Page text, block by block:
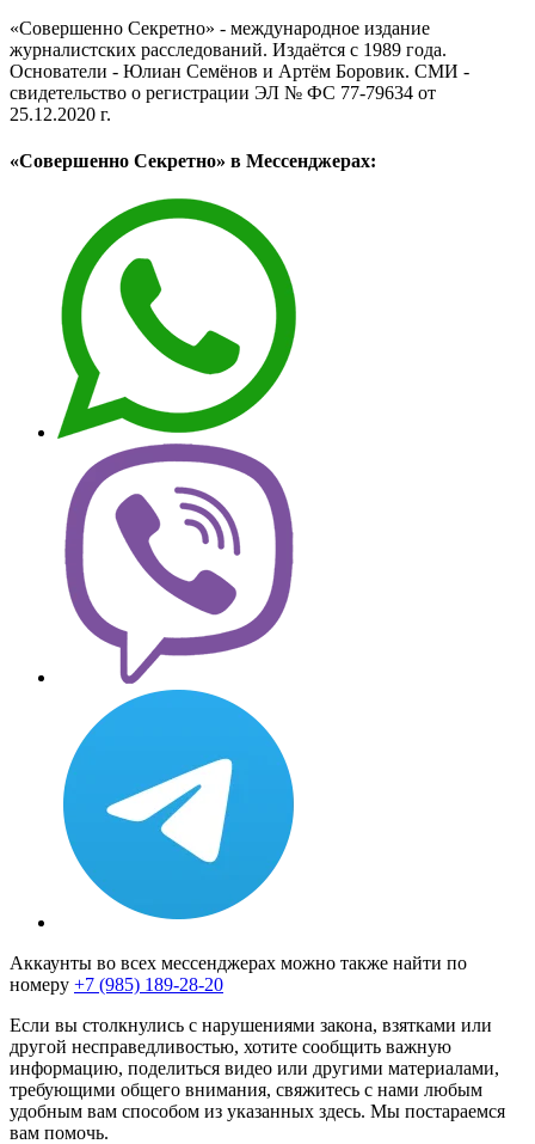
«Совершенно Секретно» - международное издание
журналистских расследований. Издаётся с 1989 года.
Основатели - Юлиан Семёнов и Артём Боровик. CМИ -
свидетельство о регистрации ЭЛ № ФС 77-79634 от
25.12.2020 г.
«Совершенно Секретно» в Мессенджерах:
Аккаунты во всех мессенджерах можно также найти по
номеру +7 (985) 189-28-20
Если вы столкнулись с нарушениями закона, взятками или
другой несправедливостью, хотите сообщить важную
информацию, поделиться видео или другими материалами,
требующими общего внимания, свяжитесь с нами любым
удобным вам способом из указанных здесь. Мы постараемся
вам помочь.